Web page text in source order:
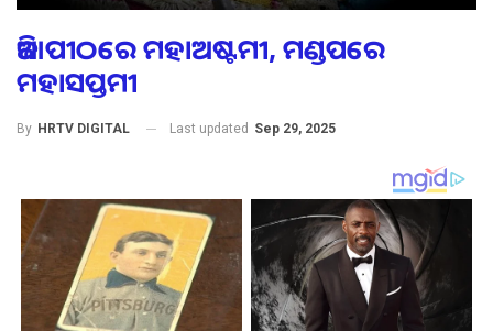
ଆଜି ପୀଠରେ ମହାଅଷ୍ଟମୀ, ମଣ୍ଡପରେ
ମହାସପ୍ତମୀ
By HRTV DIGITAL Last updated Sep 29, 2025